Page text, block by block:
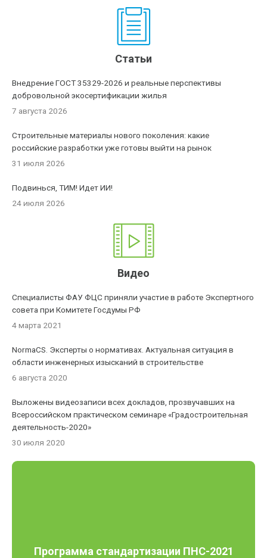
Статьи
Внедрение ГОСТ 35329-2026 и реальные перспективы
добровольной экосертификации жилья
7 августа 2026
Строительные материалы нового поколения: какие
российские разработки уже готовы выйти на рынок
31 июля 2026
Подвинься, ТИМ! Идет ИИ!
24 июля 2026
Видео
Специалисты ФАУ ФЦС приняли участие в работе Экспертного
совета при Комитете Госдумы РФ
4 марта 2021
NormaCS. Эксперты о нормативах. Актуальная ситуация в
области инженерных изысканий в строительстве
6 августа 2020
Выложены видеозаписи всех докладов, прозвучавших на
Всероссийском практическом семинаре «Градостроительная
деятельность-2020»
30 июля 2020
Программа стандартизации ПНС-2021